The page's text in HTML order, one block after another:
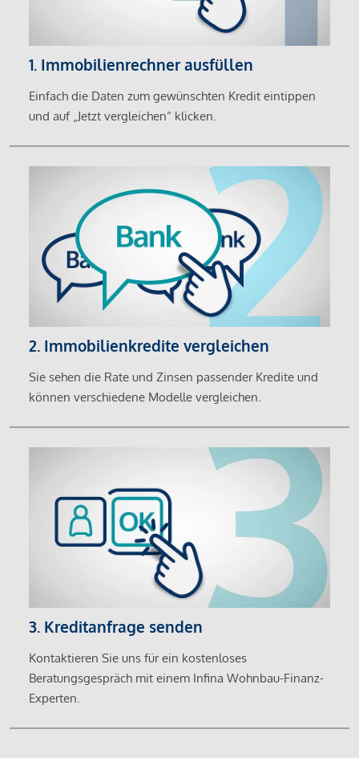
1. Immobilienrechner ausfüllen
Einfach die Daten zum gewünschten Kredit eintippen
und auf „Jetzt vergleichen“ klicken.
2. Immobilienkredite vergleichen
Sie sehen die Rate und Zinsen passender Kredite und
können verschiedene Modelle vergleichen.
3. Kreditanfrage senden
Kontaktieren Sie uns für ein kostenloses
Beratungsgespräch mit einem Infina Wohnbau-Finanz-
Experten.